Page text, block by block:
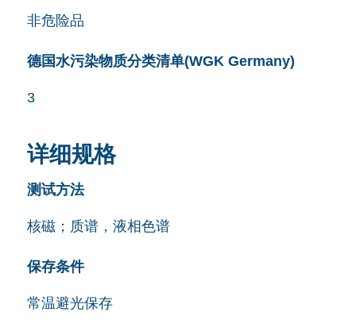
非危险品
德国水污染物质分类清单(WGK Germany)
3
详细规格
测试方法
核磁；质谱，液相色谱
保存条件
常温避光保存